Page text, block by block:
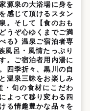
源泉の大浴場に身を
感じて頂けるスタン
。そして【食のおも
うぞ心ゆくまでご満
る》温泉ご宿泊者専
風呂・風情たっぷり
。ご宿泊者用内湯に
四季折々、黒川の自
温泉三昧をお楽しみ
旬の食材にこだわ
よって移り変わる四
る情趣豊かな品々を